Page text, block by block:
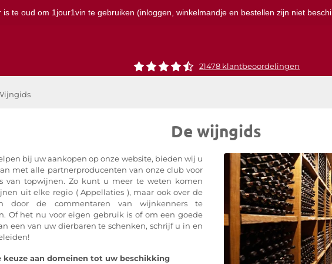
is te oud om 1jour1vin te gebruiken (inloggen, winkelmandje en bestellen zijn niet
21478 klantbeoordelingen
De wijngids
bij uw aankopen op onze website, bieden wij u
met alle partnerproducenten van onze club voor
van topwijnen. Zo kunt u meer te weten komen
uit elke regio ( Appellaties ), maar ook over de
door de commentaren van wijnkenners te
Of het nu voor eigen gebruik is of om een goede
een van uw dierbaren te schenken, schrijf u in en
keuze aan domeinen tot uw beschikking